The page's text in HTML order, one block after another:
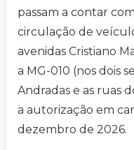
passam a contar
circulação de
avenidas Cristiano
a MG-010 (nos dois
Andradas e as ruas
a autorização em
dezembro de 2026.